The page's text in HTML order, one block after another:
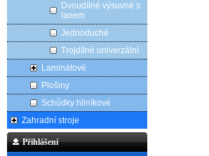
Dvoudílné výsuvné s
lanem
Jednoduché
Trojdílné univerzální
Laminátové
Plošiny
Schůdky hliníkové
Zahradní stroje
Přihlášení